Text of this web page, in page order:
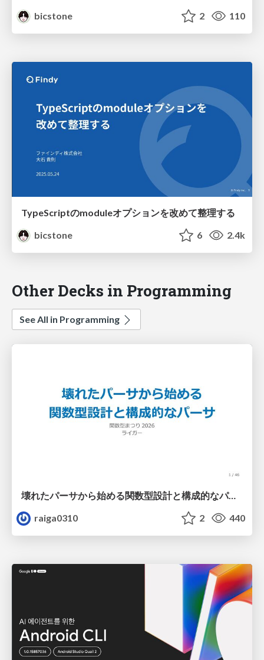
bicstone
2 110
TypeScriptのmoduleオプションを改めて整理する
bicstone
6 2.4k
Other Decks in Programming
See All in Programming
壊れたパーサから始める関数型設計と構成的なパーサ #fp_matsuri
raiga0310
2 440